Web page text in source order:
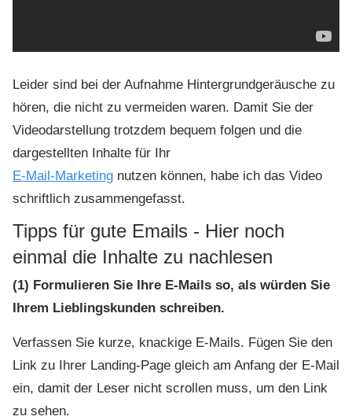
Leider sind bei der Aufnahme Hintergrundgeräusche zu
hören, die nicht zu vermeiden waren. Damit Sie der
Videodarstellung trotzdem bequem folgen und die
dargestellten Inhalte für Ihr
E-Mail-Marketing nutzen können, habe ich das Video
schriftlich zusammengefasst.
Tipps für gute Emails - Hier noch
einmal die Inhalte zu nachlesen
(1) Formulieren Sie Ihre E-Mails so, als würden Sie
Ihrem Lieblingskunden schreiben.
Verfassen Sie kurze, knackige E-Mails. Fügen Sie den
Link zu Ihrer Landing-Page gleich am Anfang der E-Mail
ein, damit der Leser nicht scrollen muss, um den Link
zu sehen.